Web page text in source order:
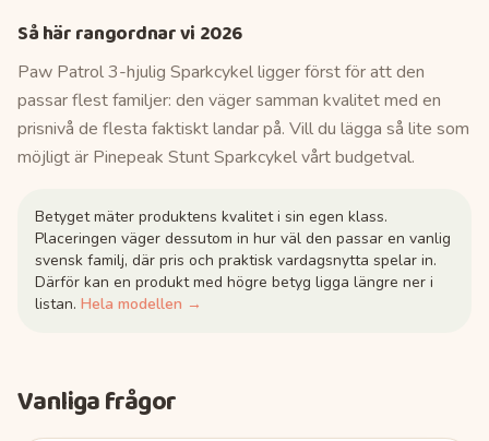
Så här rangordnar vi 2026
Paw Patrol 3-hjulig Sparkcykel ligger först för att den
passar flest familjer: den väger samman kvalitet med en
prisnivå de flesta faktiskt landar på. Vill du lägga så lite som
möjligt är Pinepeak Stunt Sparkcykel vårt budgetval.
Betyget mäter produktens kvalitet i sin egen klass.
Placeringen väger dessutom in hur väl den passar en vanlig
svensk familj, där pris och praktisk vardagsnytta spelar in.
Därför kan en produkt med högre betyg ligga längre ner i
listan. Hela modellen →
Vanliga frågor